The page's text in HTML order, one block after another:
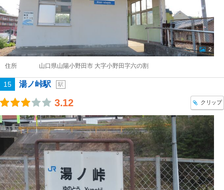
2
住所 山口県山陽小野田市 大字小野田字六の割
15 湯ノ峠駅 駅
3.12 クリップ